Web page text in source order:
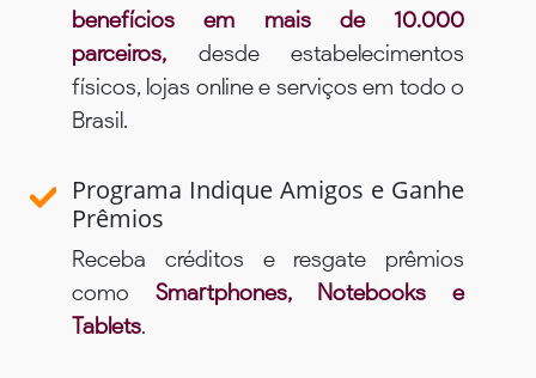
benefícios em mais de 10.000
parceiros, desde estabelecimentos
físicos, lojas online e serviços em todo o
Brasil.
Programa Indique Amigos e Ganhe
Prêmios
Receba créditos e resgate prêmios
como Smartphones, Notebooks e
Tablets.